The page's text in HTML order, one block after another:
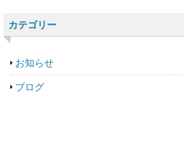
カテゴリー
お知らせ
ブログ